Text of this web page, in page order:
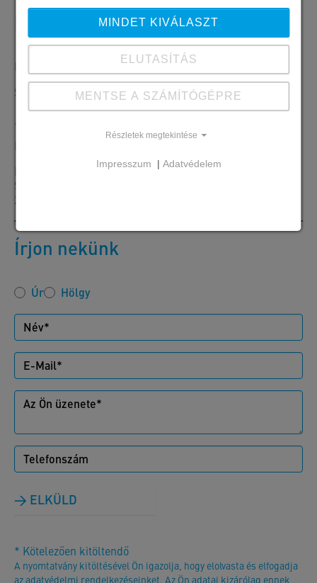
Megrendelések, ajánlatok és termékinformációk
SW Umwelttechnik Magyarország Kft.
+36 24 620401
Hé-Csü: 7:30-16:00 óráig Pé: 7:30-13:30 óráig
Majosháza Központ
SW Umwelttechnik Magyarország Kft.
2339 Majosháza, Tóközi út 10.
Írjon nekünk
Úr Hölgy
ELKÜLD
* Kötelezően kitöltendő
A nyomtatvány kitöltésével Ön igazolja, hogy elolvasta és elfogadja
az adatvédelmi rendelkezéseinket. Az Ön adatai kizárólag ennek
MINDET KIVÁLASZT
ELUTASÍTÁS
MENTSE A SZÁMÍTÓGÉPRE
Részletek megtekintése
Impresszum | Adatvédelem